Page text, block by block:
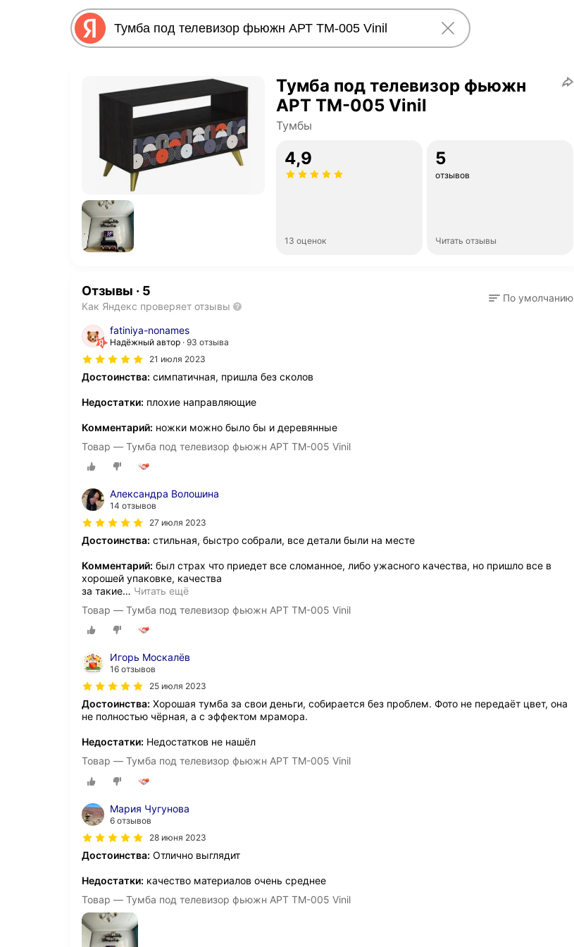
Тумба под телевизор фьюжн
АРТ ТМ-005 Vinil
Тумбы
4,9
13 оценок
5
отзывов
Читать отзывы
Отзывы · 5
Как Яндекс проверяет отзывы
По умолчанию
fatiniya-nonames
Надёжный автор 93 отзыва
21 июля 2023
Достоинства: симпатичная, пришла без сколов
Недостатки: плохие направляющие
Комментарий: ножки можно было бы и деревянные
Товар — Тумба под телевизор фьюжн АРТ ТМ-005 Vinil
Александра Волошина
14 отзывов
27 июля 2023
Достоинства: стильная, быстро собрали, все детали были на месте
Комментарий: был страх что приедет все сломанное, либо ужасного качества, но пришло все в
хорошей упаковке, качества
за такие… Читать ещё
Товар — Тумба под телевизор фьюжн АРТ ТМ-005 Vinil
Игорь Москалёв
16 отзывов
25 июля 2023
Достоинства: Хорошая тумба за свои деньги, собирается без проблем. Фото не передаёт цвет, она
не полностью чёрная, а с эффектом мрамора.
Недостатки: Недостатков не нашёл
Товар — Тумба под телевизор фьюжн АРТ ТМ-005 Vinil
Мария Чугунова
6 отзывов
28 июня 2023
Достоинства: Отлично выглядит
Недостатки: качество материалов очень среднее
Товар — Тумба под телевизор фьюжн АРТ ТМ-005 Vinil